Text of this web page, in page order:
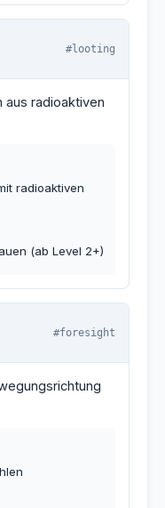
#looting
aus radioaktiven
radioaktiven
(ab Level 2+)
#foresight